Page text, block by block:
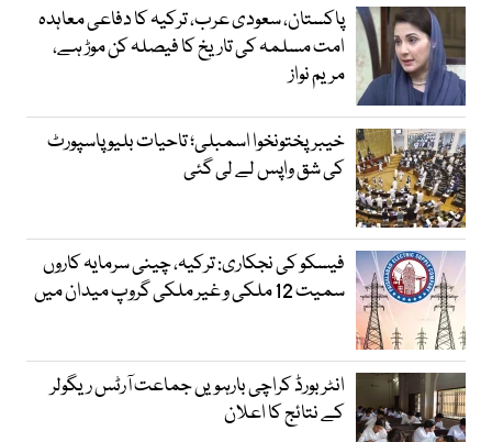
پاکستان، سعودی عرب، ترکیہ کا دفاعی معاہدہ
امت مسلمہ کی تاریخ کا فیصلہ کن موڑ ہے،
مریم نواز
خیبرپختونخوا اسمبلی؛ تاحیات بلیو پاسپورٹ
کی شق واپس لے لی گئی
فیسکو کی نجکاری: ترکیہ، چینی سرمایہ کاروں
سمیت 12 ملکی و غیر ملکی گروپ میدان میں
انٹر بورڈ کراچی بارہویں جماعت آرٹس ریگولر
کے نتائج کا اعلان